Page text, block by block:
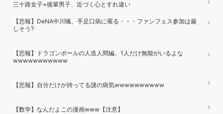
三十路女子×後輩男子、近づく心とすれ違い
【悲報】DeNA中川颯、手足口病に罹る・・・ファンフェス参加は厳
しそう?
【悲報】ドラゴンボールの人造人間編、1人だけ無能がいるよな
wwwwwwwwwww
【悲報】自分だけが持ってる謎の病気wwwwwwwwww
【数学】なんだよこの漫画www【注意】